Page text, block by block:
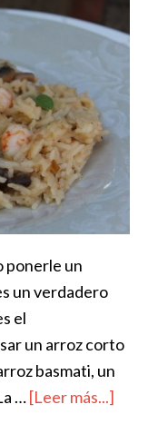
ponerle un
un verdadero
el
un arroz corto
basmati, un
…[Leer más...]